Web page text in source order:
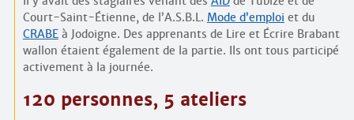
Court-Saint-Étienne, de l’A.S.B.L. Mode d’emploi et du
CRABEà Jodoigne. Des apprenants de Lire et Écrire Brabant
wallon étaient également de la partie. Ils ont tous participé
activement à la journée.
120 personnes, 5 ateliers